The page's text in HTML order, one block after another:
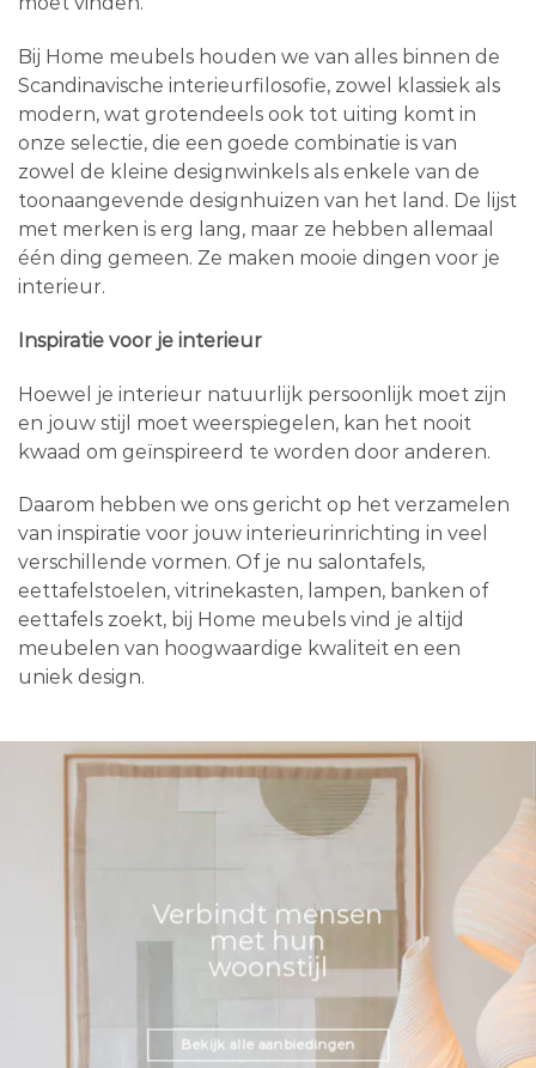
Bij Home meubels houden we van alles binnen de
Scandinavische interieurfilosofie, zowel klassiek als
modern, wat grotendeels ook tot uiting komt in
onze selectie, die een goede combinatie is van
zowel de kleine designwinkels als enkele van de
toonaangevende designhuizen van het land. De lijst
met merken is erg lang, maar ze hebben allemaal
één ding gemeen. Ze maken mooie dingen voor je
interieur.
Inspiratie voor je interieur
Hoewel je interieur natuurlijk persoonlijk moet zijn
en jouw stijl moet weerspiegelen, kan het nooit
kwaad om geïnspireerd te worden door anderen.
Daarom hebben we ons gericht op het verzamelen
van inspiratie voor jouw interieurinrichting in veel
verschillende vormen. Of je nu salontafels,
eettafelstoelen, vitrinekasten, lampen, banken of
eettafels zoekt, bij Home meubels vind je altijd
meubelen van hoogwaardige kwaliteit en een
uniek design.
Verbindt mensen
met hun
woonstijl
Bekijk alle aanbiedingen